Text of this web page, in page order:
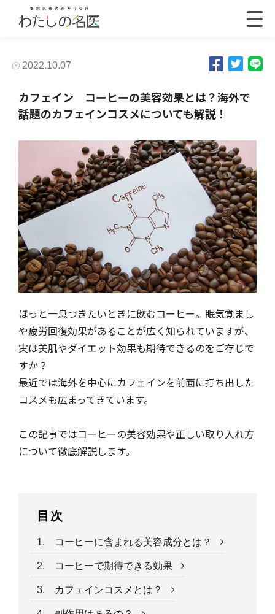
2022.10.07
カフェイン コーヒーの美容効果とは？海外で
話題のカフェインコスメについても解説！
ほっと一息つきたいときに飲むコーヒー。眠気覚まし
や疲労回復効果があることが広く知られていますが、
実は美肌やダイエット効果も期待できるのをご存じで
すか？
最近では海外を中心にカフェインを前面に打ち出した
コスメも広まってきています。
この記事ではコーヒーの美容効果や正しい取り入れ方
について徹底解説します。
目次
1. コーヒーに含まれる美容成分とは？
2. コーヒーで期待できる効果
3. カフェインコスメとは？